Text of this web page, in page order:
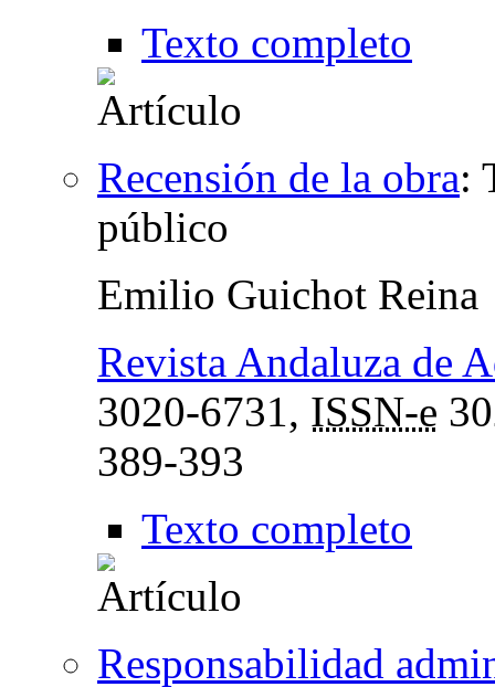
Texto completo
Recensión de la obra:
público
Emilio Guichot Reina
Revista Andaluza de
3020-6731, ISSN-e
389-393
Texto completo
Responsabilidad